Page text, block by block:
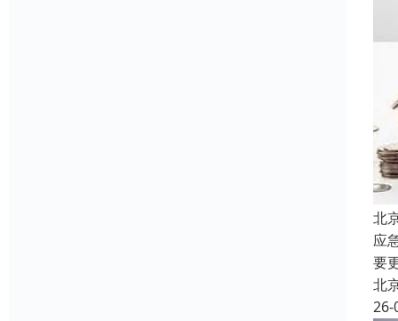
北
应
要
北
26-